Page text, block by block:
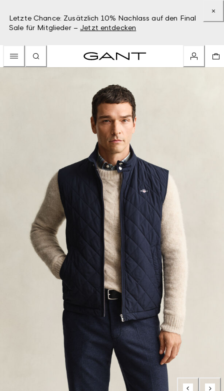
Letzte Chance: Zusätzlich 10% Nachlass auf den Final
Sale für Mitglieder – Jetzt entdecken